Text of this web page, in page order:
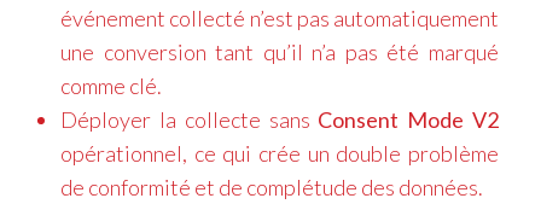
événement collecté n’est pas automatiquement
une conversion tant qu’il n’a pas été marqué
comme clé.
Déployer la collecte sans Consent Mode V2
opérationnel, ce qui crée un double problème
de conformité et de complétude des données.